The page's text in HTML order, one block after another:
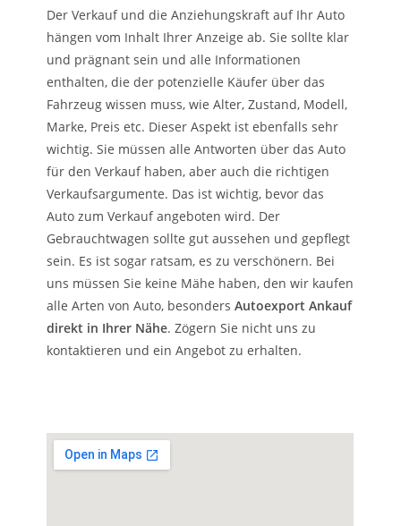
Der Verkauf und die Anziehungskraft auf Ihr Auto
hängen vom Inhalt Ihrer Anzeige ab. Sie sollte klar
und prägnant sein und alle Informationen
enthalten, die der potenzielle Käufer über das
Fahrzeug wissen muss, wie Alter, Zustand, Modell,
Marke, Preis etc. Dieser Aspekt ist ebenfalls sehr
wichtig. Sie müssen alle Antworten über das Auto
für den Verkauf haben, aber auch die richtigen
Verkaufsargumente. Das ist wichtig, bevor das
Auto zum Verkauf angeboten wird. Der
Gebrauchtwagen sollte gut aussehen und gepflegt
sein. Es ist sogar ratsam, es zu verschönern. Bei
uns müssen Sie keine Mähe haben, den wir kaufen
alle Arten von Auto, besondersAutoexport Ankauf
direkt in Ihrer Nähe. Zögern Sie nicht uns zu
kontaktieren und ein Angebot zu erhalten.